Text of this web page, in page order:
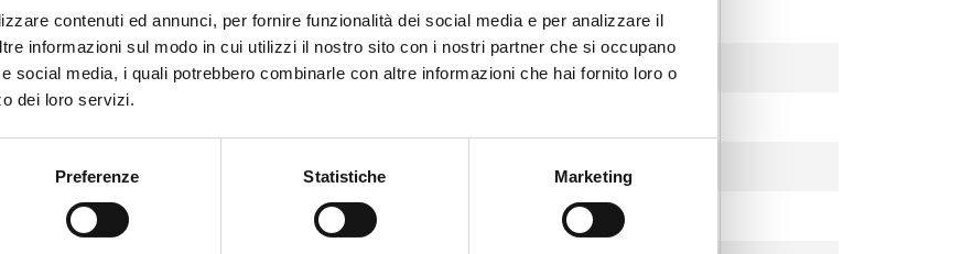
contenuti ed annunci, per fornire funzionalità dei social media e per analizzare il
informazioni sul modo in cui utilizzi il nostro sito con i nostri partner che si occupano
social media, i quali potrebbero combinarle con altre informazioni che hai fornito loro o
dei loro servizi.
Preferenze Statistiche Marketing
F 5 100 Nichel sabbiato
F 5 100 Nichel sabbiato
100 Nichel sabbiato
100